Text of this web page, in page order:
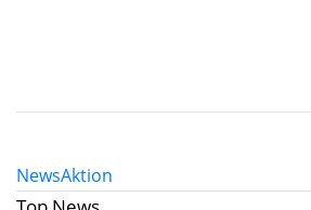
NewsAktion